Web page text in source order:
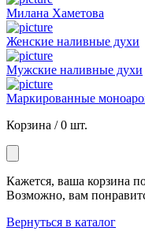
Милана Хаметова
Женские наливные духи
Мужские наливные духи
Маркированные
Корзина /0 шт.
Кажется, ваша корзина
Возможно, вам
Вернуться в каталог